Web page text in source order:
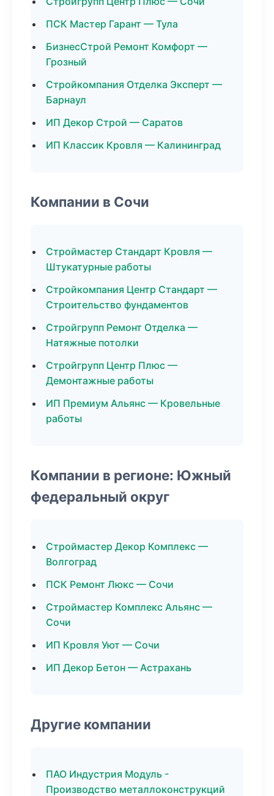
ПСК Мастер Гарант — Тула
БизнесСтрой Ремонт Комфорт —
Грозный
Стройкомпания Отделка Эксперт —
Барнаул
ИП Декор Строй — Саратов
ИП Классик Кровля — Калининград
Компании в Сочи
Строймастер Стандарт Кровля —
Штукатурные работы
Стройкомпания Центр Стандарт —
Строительство фундаментов
Стройгрупп Ремонт Отделка —
Натяжные потолки
Стройгрупп Центр Плюс —
Демонтажные работы
ИП Премиум Альянс — Кровельные
работы
Компании в регионе: Южный
федеральный округ
Строймастер Декор Комплекс —
Волгоград
ПСК Ремонт Люкс — Сочи
Строймастер Комплекс Альянс —
Сочи
ИП Кровля Уют — Сочи
ИП Декор Бетон — Астрахань
Другие компании
ПАО Индустрия Модуль -
Производство металлоконструкций